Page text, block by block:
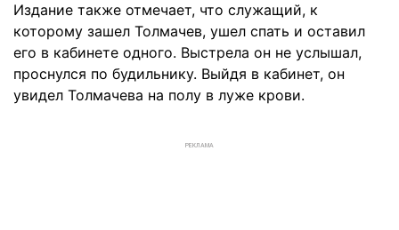
Издание также отмечает, что служащий, к
которому зашел Толмачев, ушел спать и оставил
его в кабинете одного. Выстрела он не услышал,
проснулся по будильнику. Выйдя в кабинет, он
увидел Толмачева на полу в луже крови.
РЕКЛАМА